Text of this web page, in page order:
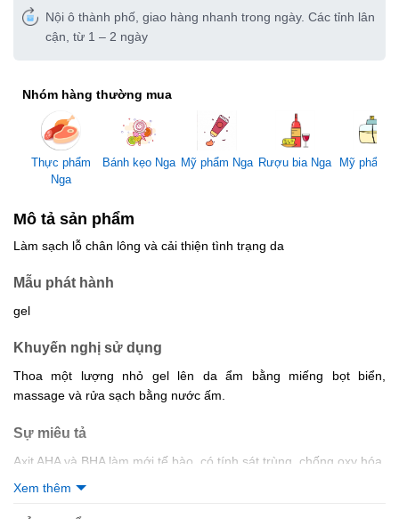
Nội ô thành phố, giao hàng nhanh trong ngày. Các tỉnh lân
cận, từ 1 – 2 ngày
Nhóm hàng thường mua
Thực phẩm
Nga
Bánh kẹo Nga Mỹ phẩm Nga Rượu bia Nga Mỹ phẩm
Mô tả sản phẩm
Làm sạch lỗ chân lông và cải thiện tình trạng da
Mẫu phát hành
gel
Khuyến nghị sử dụng
Thoa một lượng nhỏ gel lên da ẩm bằng miếng bọt biển,
massage và rửa sạch bằng nước ấm.
Sự miêu tả
Axit AHA và BHA làm mới tế bào, có tính sát trùng, chống oxy hóa,
làm sạch lỗ chân lông và cải thiện tình trạng da.
Xem thêm